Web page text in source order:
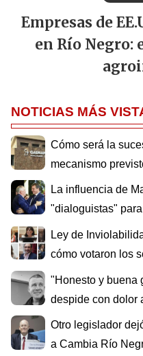
Empresas de
en Río Negro:
NOTICIAS MÁS
Cómo será la
mecanismo
La influencia de
"dialoguistas"
Ley de
cómo votaron los
"Honesto y buena
despide con dolor
Otro legislador
a Cambia Río